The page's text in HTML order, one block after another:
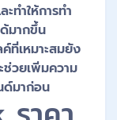
ทำให้การทำ
มากขึ้น
ที่เหมาะสมยัง
วยเพิ่มความ
ด์มาก่อน